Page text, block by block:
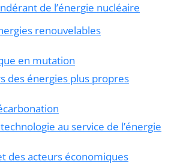
de l’énergie nucléaire
renouvelables
en mutation
des énergies plus propres
au service de l’énergie
des acteurs économiques